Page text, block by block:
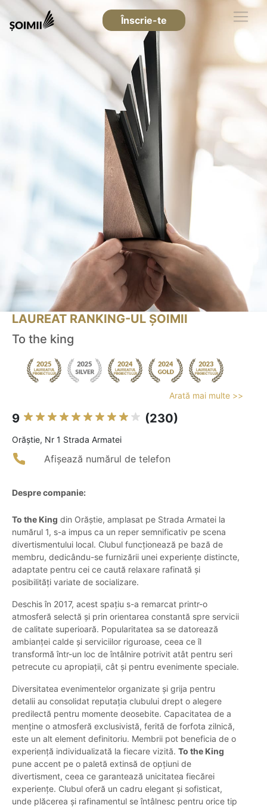
Înscrie-te
LAUREAT RANKING-UL ȘOIMII
To the king
Arată mai multe >>
9 (230)
Orăştie, Nr 1 Strada Armatei
Afișează numărul de telefon
Despre companie:
To the King din Orăștie, amplasat pe Strada Armatei la
numărul 1, s-a impus ca un reper semnificativ pe scena
divertismentului local. Clubul funcționează pe bază de
membru, dedicându-se furnizării unei experiențe distincte,
adaptate pentru cei ce caută relaxare rafinată și
posibilități variate de socializare.
Deschis în 2017, acest spațiu s-a remarcat printr-o
atmosferă selectă și prin orientarea constantă spre servicii
de calitate superioară. Popularitatea sa se datorează
ambianței calde și serviciilor riguroase, ceea ce îl
transformă într-un loc de întâlnire potrivit atât pentru seri
petrecute cu apropiații, cât și pentru evenimente speciale.
Diversitatea evenimentelor organizate și grija pentru
detalii au consolidat reputația clubului drept o alegere
predilectă pentru momente deosebite. Capacitatea de a
menține o atmosferă exclusivistă, ferită de forfota zilnică,
este un alt element definitoriu. Membrii pot beneficia de o
experiență individualizată la fiecare vizită. To the King
pune accent pe o paletă extinsă de opțiuni de
divertisment, ceea ce garantează unicitatea fiecărei
experiențe. Clubul oferă un cadru elegant și sofisticat,
unde plăcerea și rafinamentul se întâlnesc pentru orice tip